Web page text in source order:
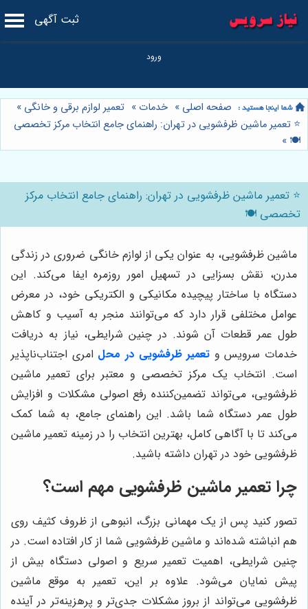
ثبت آگهی
صفحه اصلی » خدمات » تعمیر لوازم برقی و خانگی »
⭐️ تعمیر ماشین ظرفشویی در تهران: راهنمای جامع انتخاب مرکز تخصصی
🍽️
»
⭐️ تعمیر ماشین ظرفشویی در تهران: راهنمای جامع انتخاب مرکز
تخصصی 🍽️
ماشین ظرفشویی، به عنوان یکی از لوازم خانگی ضروری در زندگی
مدرن، نقش بسزایی در تسهیل امور روزمره ایفا می‌کند. این
دستگاه با ساختار پیچیده مکانیکی و الکتریکی خود، در معرض
عوامل مختلفی قرار دارد که می‌توانند منجر به آسیب و کاهش
طول عمر قطعات آن شوند. در چنین شرایطی، نیاز به دریافت
خدمات سرویس و تعمیر ظرفشویی در محل امری اجتناب‌ناپذیر
است. انتخاب یک مرکز تخصصی و معتبر برای تعمیر ماشین
ظرفشویی، می‌تواند تضمین‌کننده رفع اصولی مشکلات و افزایش
طول عمر دستگاه شما باشد. این راهنمای جامع، به شما کمک
می‌کند تا با آگاهی کامل، بهترین انتخاب را در زمینه تعمیر ماشین
ظرفشویی خود در تهران داشته باشید.
چرا تعمیر ماشین ظرفشویی مهم است؟
تصور کنید پس از یک مهمانی بزرگ، انبوهی از ظروف کثیف روی
هم انباشته شده‌اند و ماشین ظرفشویی شما از کار افتاده است. در
چنین شرایطی، اهمیت تعمیر سریع و اصولی دستگاه بیش از
پیش نمایان می‌شود. علاوه بر این، تعمیر به موقع ماشین
ظرفشویی می‌تواند از بروز مشکلات جدی‌تر و پرهزینه‌تر در آینده